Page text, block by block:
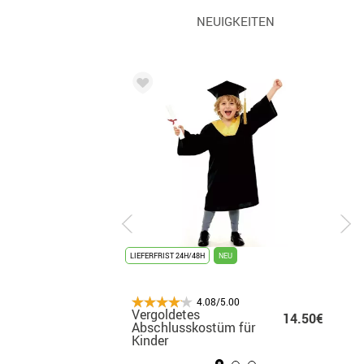
NEUIGKEITEN
LIEFERFRIST 24H/48H NEU
4.08/5.00
Vergoldetes
Abschlusskostüm für
Kinder
14.50€
LIEFERFRIST 24H/48H
Michael Jackson
Thriller-Kostüm für